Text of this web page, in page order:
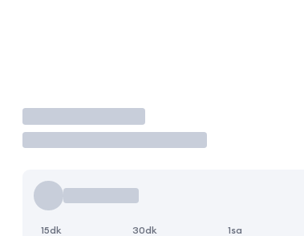
İşlem Yap
15dk 30dk 1sa